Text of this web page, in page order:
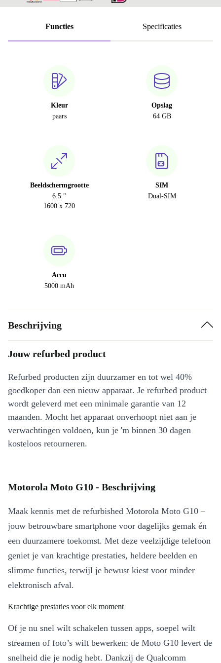
Functies Specificaties
Kleur
paars
Opslag
64 GB
Beeldschermgrootte
6.5 "
1600 x 720
SIM
Dual-SIM
Accu
5000 mAh
Beschrijving
Jouw refurbed product
Refurbed producten zijn duurzamer en tot wel 40%
goedkoper dan een nieuw apparaat. Je refurbed product
wordt geleverd met een minimale garantie van 12
maanden. Mocht het apparaat onverhoopt niet aan je
verwachtingen voldoen, kun je 'm binnen 30 dagen
kosteloos retourneren.
Motorola Moto G10 - Beschrijving
Maak kennis met de refurbished Motorola Moto G10 –
jouw betrouwbare smartphone voor dagelijks gemak én
een duurzamere toekomst. Met deze veelzijdige telefoon
geniet je van krachtige prestaties, heldere beelden en
slimme functies, terwijl je bewust kiest voor minder
elektronisch afval.
Krachtige prestaties voor elk moment
Of je nu snel wilt schakelen tussen apps, soepel wilt
streamen of foto’s wilt bewerken: de Moto G10 levert de
snelheid die je nodig hebt. Dankzij de Qualcomm